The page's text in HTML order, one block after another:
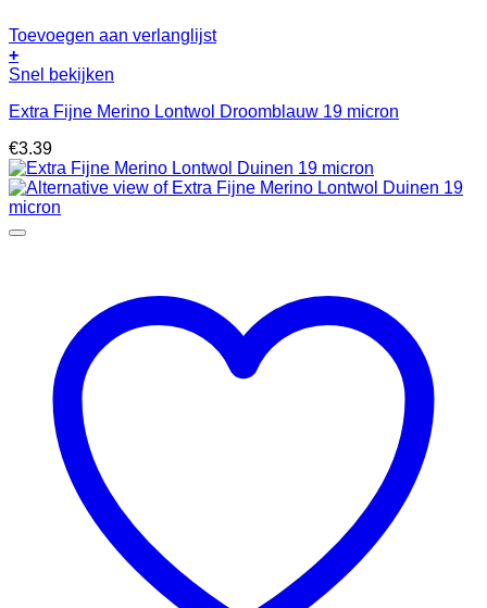
Toevoegen aan verlanglijst
+
Snel bekijken
Extra Fijne Merino Lontwol Droomblauw 19 micron
€3.39